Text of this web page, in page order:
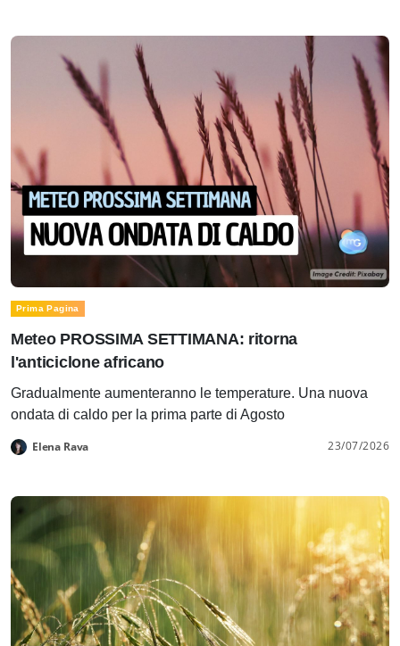
Prima Pagina
Meteo PROSSIMA SETTIMANA: ritorna
l'anticiclone africano
Gradualmente aumenteranno le temperature. Una nuova
ondata di caldo per la prima parte di Agosto
Elena Rava 23/07/2026